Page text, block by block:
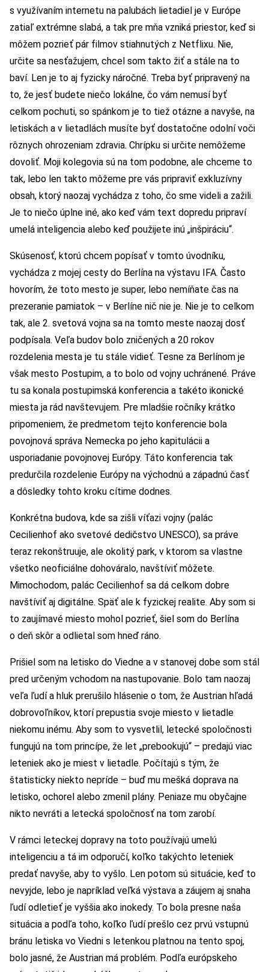
s využívaním internetu na palubách lietadiel je v Európe
zatiaľ extrémne slabá, a tak pre mňa vzniká priestor, keď si
môžem pozrieť pár filmov stiahnutých z Netflixu. Nie,
určite sa nesťažujem, chcel som takto žiť a stále na to
baví. Len je to aj fyzicky náročné. Treba byť pripravený na
to, že jesť budete niečo lokálne, čo vám nemusí byť
celkom pochuti, so spánkom je to tiež otázne a navyše, na
letiskách a v lietadlách musíte byť dostatočne odolní voči
rôznych ohrozeniam zdravia. Chrípku si určite nemôžeme
dovoliť. Moji kolegovia sú na tom podobne, ale chceme to
tak, lebo len takto môžeme pre vás pripraviť exkluzívny
obsah, ktorý naozaj vychádza z toho, čo sme videli a zažili.
Je to niečo úplne iné, ako keď vám text dopredu pripraví
umelá inteligencia alebo keď použijete inú „inšpiráciu“.
Skúsenosť, ktorú chcem popísať v tomto úvodníku,
vychádza z mojej cesty do Berlína na výstavu IFA. Často
hovorím, že toto mesto je super, lebo nemíňate čas na
prezeranie pamiatok – v Berlíne nič nie je. Nie je to celkom
tak, ale 2. svetová vojna sa na tomto meste naozaj dosť
podpísala. Veľa budov bolo zničených a 20 rokov
rozdelenia mesta je tu stále vidieť. Tesne za Berlínom je
však mesto Postupim, a to bolo od vojny uchránené. Práve
tu sa konala postupimská konferencia a takéto ikonické
miesta ja rád navštevujem. Pre mladšie ročníky krátko
pripomeniem, že predmetom tejto konferencie bola
povojnová správa Nemecka po jeho kapitulácii a
usporiadanie povojnovej Európy. Táto konferencia tak
predurčila rozdelenie Európy na východnú a západnú časť
a dôsledky tohto kroku cítime dodnes.
Konkrétna budova, kde sa zišli víťazi vojny (palác
Cecilienhof ako svetové dedičstvo UNESCO), sa práve
teraz rekonštruuje, ale okolitý park, v ktorom sa vlastne
všetko neoficiálne dohováralo, navštíviť môžete.
Mimochodom, palác Cecilienhof sa dá celkom dobre
navštíviť aj digitálne. Späť ale k fyzickej realite. Aby som si
to zaujímavé miesto mohol pozrieť, šiel som do Berlína
o deň skôr a odlietal som hneď ráno.
Prišiel som na letisko do Viedne a v stanovej dobe som stál
pred určeným vchodom na nastupovanie. Bolo tam naozaj
veľa ľudí a hluk prerušilo hlásenie o tom, že Austrian hľadá
dobrovoľníkov, ktorí prepustia svoje miesto v lietadle
niekomu inému. Aby som to vysvetlil, letecké spoločnosti
fungujú na tom princípe, že let „prebookujú“ – predajú viac
leteniek ako je miest v lietadle. Počítajú s tým, že
štatisticky niekto nepríde – buď mu mešká doprava na
letisko, ochorel alebo zmenil plány. Peniaze mu obyčajne
nikto nevráti a letecká spoločnosť na tom zarobí.
V rámci leteckej dopravy na toto používajú umelú
inteligenciu a tá im odporučí, koľko takýchto leteniek
predať navyše, aby to vyšlo. Len potom sú situácie, keď to
nevyjde, lebo je napríklad veľká výstava a záujem aj snaha
ľudí odletieť je vyššia ako inokedy. To bola presne naša
situácia a podľa toho, koľko ľudí prešlo cez prvú vstupnú
bránu letiska vo Viedni s letenkou platnou na tento spoj,
bolo jasné, že Austrian má problém. Podľa európskeho